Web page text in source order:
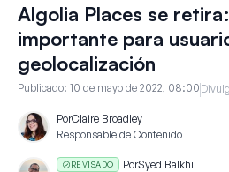
Algolia Places se
importante para
geolocalización
Publicado: 10 de mayo de 2022, 08:00
PorClaire Broadley
Responsable de Contenido
REVISADO PorSyed Balkhi